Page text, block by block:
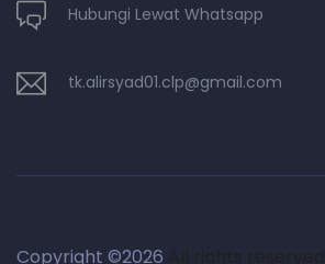
Hubungi Lewat Whatsapp
tk.alirsyad01.clp@gmail.com
Copyright ©2026 All rights reserved.